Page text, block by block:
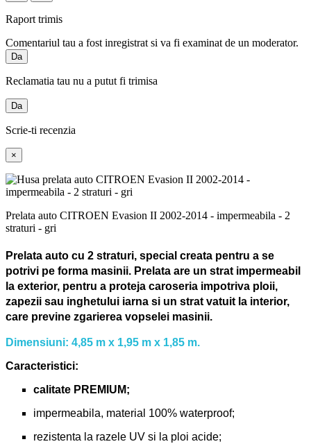
Raport trimis
Comentariul tau a fost inregistrat si va fi examinat de un moderator.
Da
Reclamatia tau nu a putut fi trimisa
Da
Scrie-ti recenzia
×
Prelata auto CITROEN Evasion II 2002-2014 - impermeabila - 2
straturi - gri
Prelata auto cu 2 straturi, special creata pentru a se
potrivi pe forma masinii. Prelata are un strat impermeabil
la exterior, pentru a proteja caroseria impotriva ploii,
zapezii sau inghetului iarna si un strat vatuit la interior,
care previne zgarierea vopselei masinii.
Dimensiuni: 4,85 m x 1,95 m x 1,85 m.
Caracteristici:
calitate PREMIUM;
impermeabila, material 100% waterproof;
rezistenta la razele UV si la ploi acide;